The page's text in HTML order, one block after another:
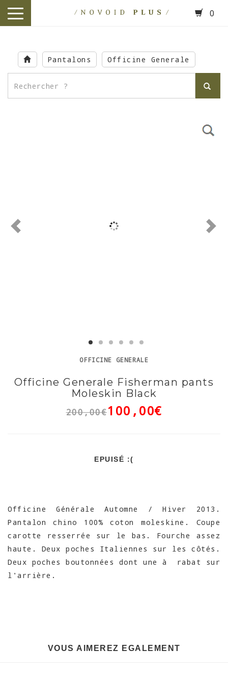
main
content
toggle
0
Pantalons Officine Generale
OFFICINE GENERALE
Officine Generale Fisherman pants
Moleskin Black
200,00€100,00€
EPUISÉ :(
Officine Générale Automne / Hiver 2013.
Pantalon chino 100% coton moleskine. Coupe
carotte resserrée sur le bas. Fourche assez
haute. Deux poches Italiennes sur les côtés.
Deux poches boutonnées dont une à rabat sur
l'arrière.
VOUS AIMEREZ EGALEMENT